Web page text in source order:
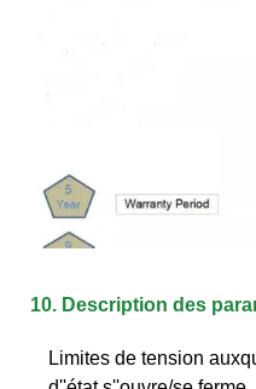
10. Description des
Limites de tension